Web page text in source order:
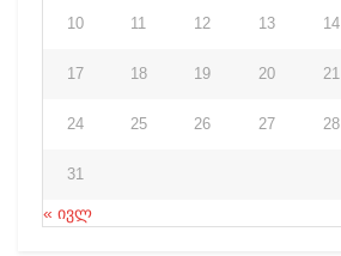
10 11 12 13 14
17 18 19 20 21
24 25 26 27 28
31
« ივლ